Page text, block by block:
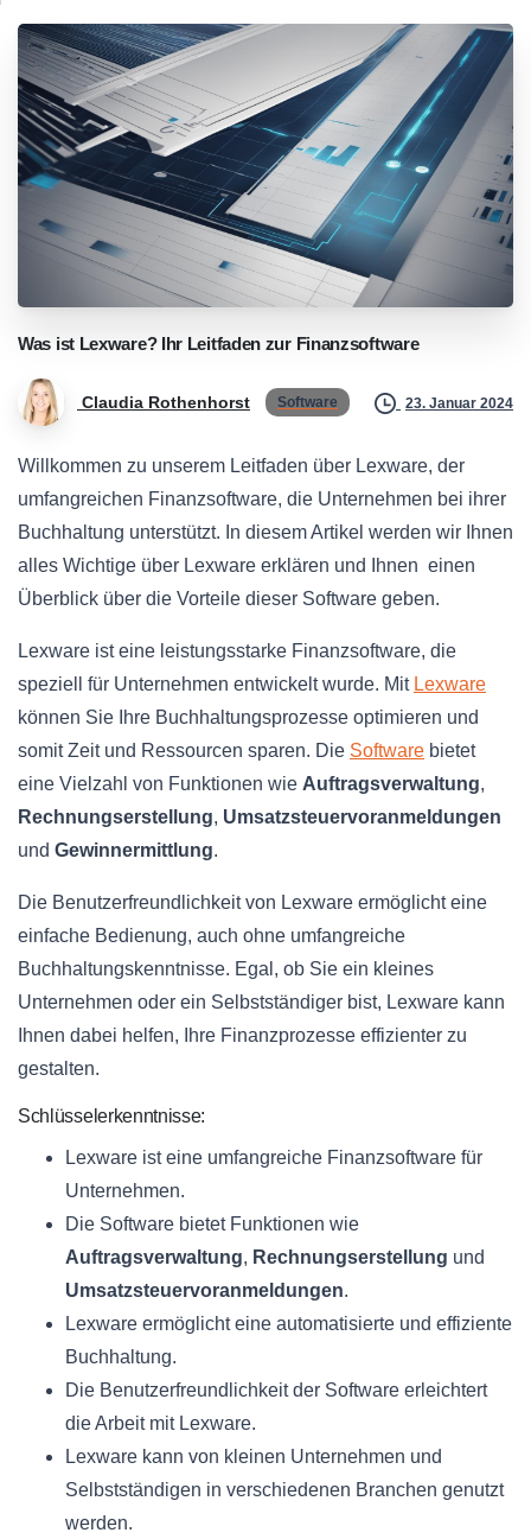
Was ist Lexware? Ihr Leitfaden zur Finanzsoftware
Claudia Rothenhorst Software 23. Januar 2024
Willkommen zu unserem Leitfaden über Lexware, der
umfangreichen Finanzsoftware, die Unternehmen bei ihrer
Buchhaltung unterstützt. In diesem Artikel werden wir Ihnen
alles Wichtige über Lexware erklären und Ihnen einen
Überblick über die Vorteile dieser Software geben.
Lexware ist eine leistungsstarke Finanzsoftware, die
speziell für Unternehmen entwickelt wurde. Mit Lexware
können Sie Ihre Buchhaltungsprozesse optimieren und
somit Zeit und Ressourcen sparen. Die Software bietet
eine Vielzahl von Funktionen wie Auftragsverwaltung,
Rechnungserstellung, Umsatzsteuervoranmeldungen
und Gewinnermittlung.
Die Benutzerfreundlichkeit von Lexware ermöglicht eine
einfache Bedienung, auch ohne umfangreiche
Buchhaltungskenntnisse. Egal, ob Sie ein kleines
Unternehmen oder ein Selbstständiger bist, Lexware kann
Ihnen dabei helfen, Ihre Finanzprozesse effizienter zu
gestalten.
Schlüsselerkenntnisse:
Lexware ist eine umfangreiche Finanzsoftware für
Unternehmen.
Die Software bietet Funktionen wie
Auftragsverwaltung, Rechnungserstellung und
Umsatzsteuervoranmeldungen.
Lexware ermöglicht eine automatisierte und effiziente
Buchhaltung.
Die Benutzerfreundlichkeit der Software erleichtert
die Arbeit mit Lexware.
Lexware kann von kleinen Unternehmen und
Selbstständigen in verschiedenen Branchen genutzt
werden.